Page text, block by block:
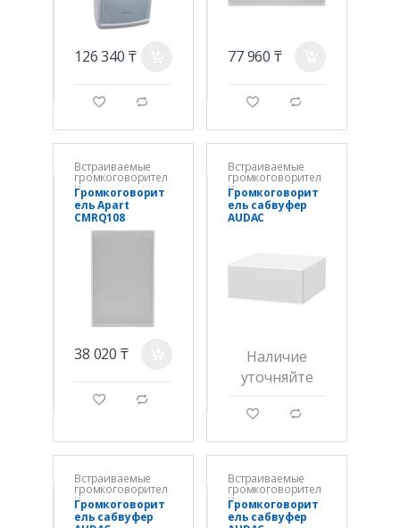
126 340 ₸
g d
77 960 ₸
g d
Встраиваемые
громкоговорител
и
Громкоговорит
ель Apart
CMRQ108
Встраиваемый
38 020 ₸
g d
Встраиваемые
громкоговорител
и
Громкоговорит
ель сабвуфер
AUDAC
Наличие
уточняйте
g d
Встраиваемые
громкоговорител
и
Громкоговорит
ель сабвуфер
Встраиваемые
громкоговорител
и
Громкоговорит
ель сабвуфер